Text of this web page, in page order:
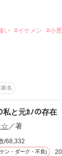
ード
い #イケメン #小
家名
私と元ｶﾉの存在
☆ ／著
/68,332
ン・ダーク・不良)